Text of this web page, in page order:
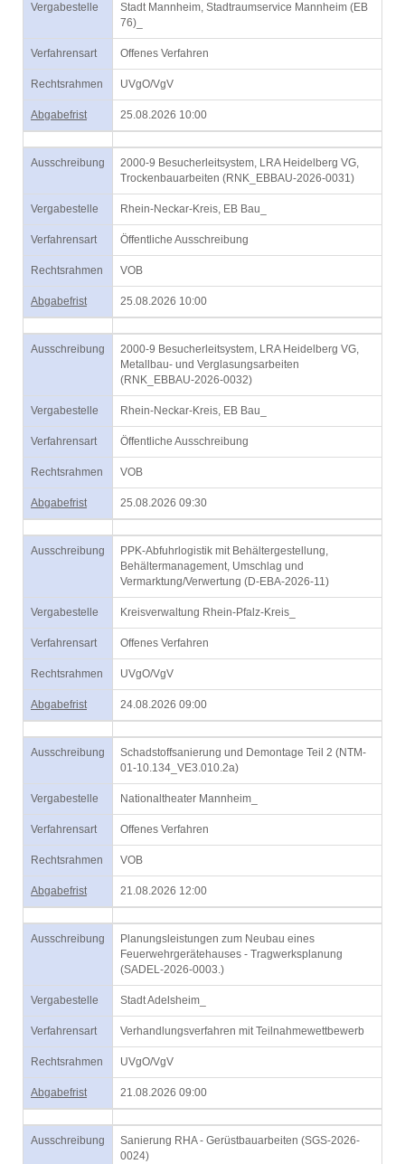
Vergabestelle
Stadt Mannheim, Stadtraumservice Mannheim (EB
76)_
Verfahrensart Offenes Verfahren
Rechtsrahmen UVgO/VgV
Abgabefrist 25.08.2026 10:00
Ausschreibung
2000-9 Besucherleitsystem, LRA Heidelberg VG,
Trockenbauarbeiten (RNK_EBBAU-2026-0031)
Vergabestelle Rhein-Neckar-Kreis, EB Bau_
Verfahrensart Öffentliche Ausschreibung
Rechtsrahmen VOB
Abgabefrist 25.08.2026 10:00
Ausschreibung
2000-9 Besucherleitsystem, LRA Heidelberg VG,
Metallbau- und Verglasungsarbeiten
(RNK_EBBAU-2026-0032)
Vergabestelle Rhein-Neckar-Kreis, EB Bau_
Verfahrensart Öffentliche Ausschreibung
Rechtsrahmen VOB
Abgabefrist 25.08.2026 09:30
Ausschreibung
PPK-Abfuhrlogistik mit Behältergestellung,
Behältermanagement, Umschlag und
Vermarktung/Verwertung (D-EBA-2026-11)
Vergabestelle Kreisverwaltung Rhein-Pfalz-Kreis_
Verfahrensart Offenes Verfahren
Rechtsrahmen UVgO/VgV
Abgabefrist 24.08.2026 09:00
Ausschreibung
Schadstoffsanierung und Demontage Teil 2 (NTM-
01-10.134_VE3.010.2a)
Vergabestelle Nationaltheater Mannheim_
Verfahrensart Offenes Verfahren
Rechtsrahmen VOB
Abgabefrist 21.08.2026 12:00
Ausschreibung
Planungsleistungen zum Neubau eines
Feuerwehrgerätehauses - Tragwerksplanung
(SADEL-2026-0003.)
Vergabestelle Stadt Adelsheim_
Verfahrensart Verhandlungsverfahren mit Teilnahmewettbewerb
Rechtsrahmen UVgO/VgV
Abgabefrist 21.08.2026 09:00
Ausschreibung
Sanierung RHA - Gerüstbauarbeiten (SGS-2026-
0024)